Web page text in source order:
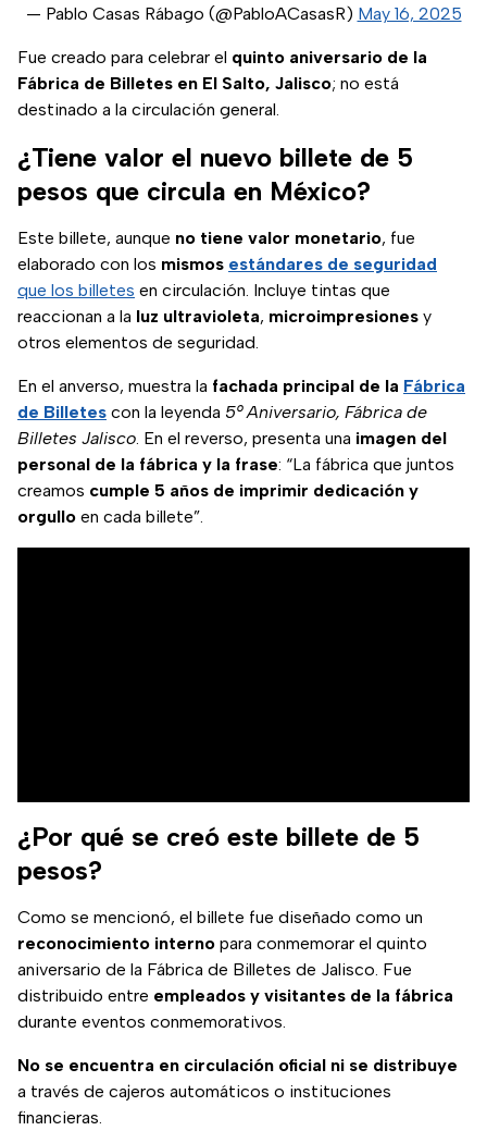
— Pablo Casas Rábago (@PabloACasasR) May 16, 2025
Fue creado para celebrar el quinto aniversario de la
Fábrica de Billetes en El Salto, Jalisco; no está
destinado a la circulación general.
¿Tiene valor el nuevo billete de 5
pesos que circula en México?
Este billete, aunque no tiene valor monetario, fue
elaborado con los mismos estándares de seguridad
que los billetes en circulación. Incluye tintas que
reaccionan a la luz ultravioleta, microimpresiones y
otros elementos de seguridad.
En el anverso, muestra la fachada principal de la Fábrica
de Billetes con la leyenda 5° Aniversario, Fábrica de
Billetes Jalisco. En el reverso, presenta una imagen del
personal de la fábrica y la frase: “La fábrica que juntos
creamos cumple 5 años de imprimir dedicación y
orgullo en cada billete”.
¿Por qué se creó este billete de 5
pesos?
Como se mencionó, el billete fue diseñado como un
reconocimiento interno para conmemorar el quinto
aniversario de la Fábrica de Billetes de Jalisco. Fue
distribuido entre empleados y visitantes de la fábrica
durante eventos conmemorativos.
No se encuentra en circulación oficial ni se distribuye
a través de cajeros automáticos o instituciones
financieras.